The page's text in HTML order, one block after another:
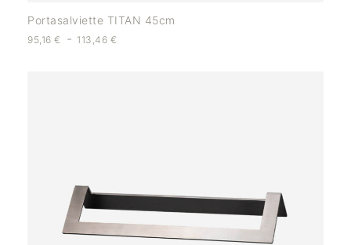
Portasalviette TITAN 45cm
95,16 € - 113,46 €